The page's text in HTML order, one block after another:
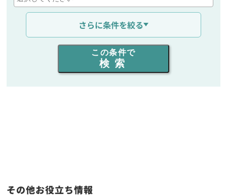
通信距離を選ぶ
出力を選ぶ
同時通話人数を選ぶ
フリーワード入力(製品名等)
さらに条件を絞る
この条件で
検索
その他お役立ち情報